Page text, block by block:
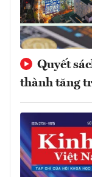
Quyết
thành tăng